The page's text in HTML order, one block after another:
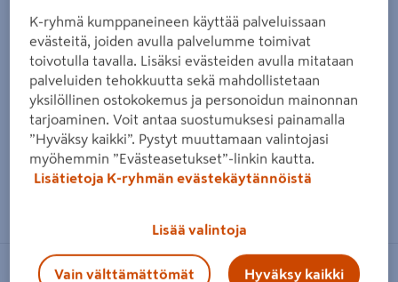
Zoomaa kuvaa sormilla kosketusnäytöllä
PROF
K-ryhmä kumppaneineen käyttää palveluissaan
evästeitä, joiden avulla palvelumme toimivat
toivotulla tavalla. Lisäksi evästeiden avulla mitataan
palveluiden tehokkuutta sekä mahdollistetaan
yksilöllinen ostokokemus ja personoidun mainonnan
tarjoaminen. Voit antaa suostumuksesi painamalla
”Hyväksy kaikki”. Pystyt muuttamaan valintojasi
myöhemmin ”Evästeasetukset”-linkin kautta.
Lisätietoja K-ryhmän evästekäytännöistä
Lisää valintoja
Vain välttämättömät Hyväksy kaikki